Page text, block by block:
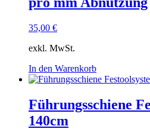
35,00 €
exkl. MwSt.
In den Warenkorb
Führungsschiene
140cm